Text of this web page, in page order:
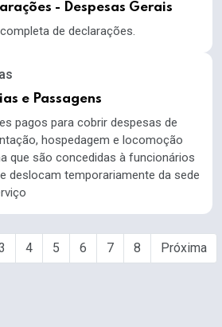
- Despesas Gerais
de declarações.
e Passagens
pagos para cobrir despesas de
hospedagem e locomoção
que são concedidas à funcionários
deslocam temporariamente da sede
4 5 6 7 8 Próxima